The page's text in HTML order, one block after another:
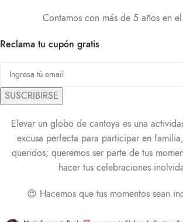
Contamos con más de 5 años en
Reclama tu cupón gratis
SUSCRIBIRSE
Elevar un globo de cantoya es una
excusa perfecta para participar en
queridos; queremos ser parte de tus
hacer tus celebraciones
😍 Hacemos que tus momentos sean